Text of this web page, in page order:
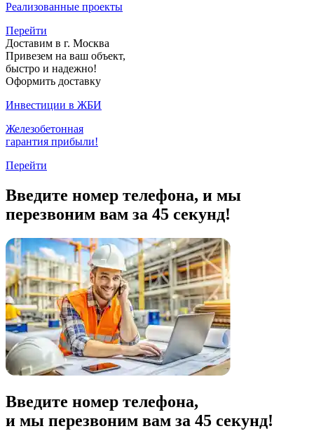
Реализованные проекты
Перейти
Доставим в г. Москва
Привезем на ваш объект,
быстро и надежно!
Оформить доставку
Инвестиции в ЖБИ
Железобетонная
гарантия прибыли!
Перейти
Введите номер телефона, и мы
перезвоним вам за 45 секунд!
Введите номер телефона,
и мы перезвоним вам за 45 секунд!